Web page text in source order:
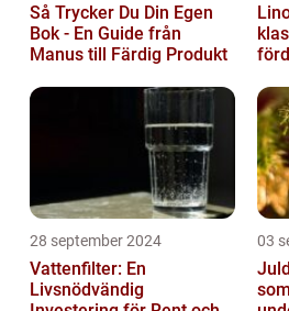
Så Trycker Du Din Egen
Bok - En Guide från
Manus till Färdig Produkt
28 september 2024
Vattenfilter: En
Livsnödvändig
03